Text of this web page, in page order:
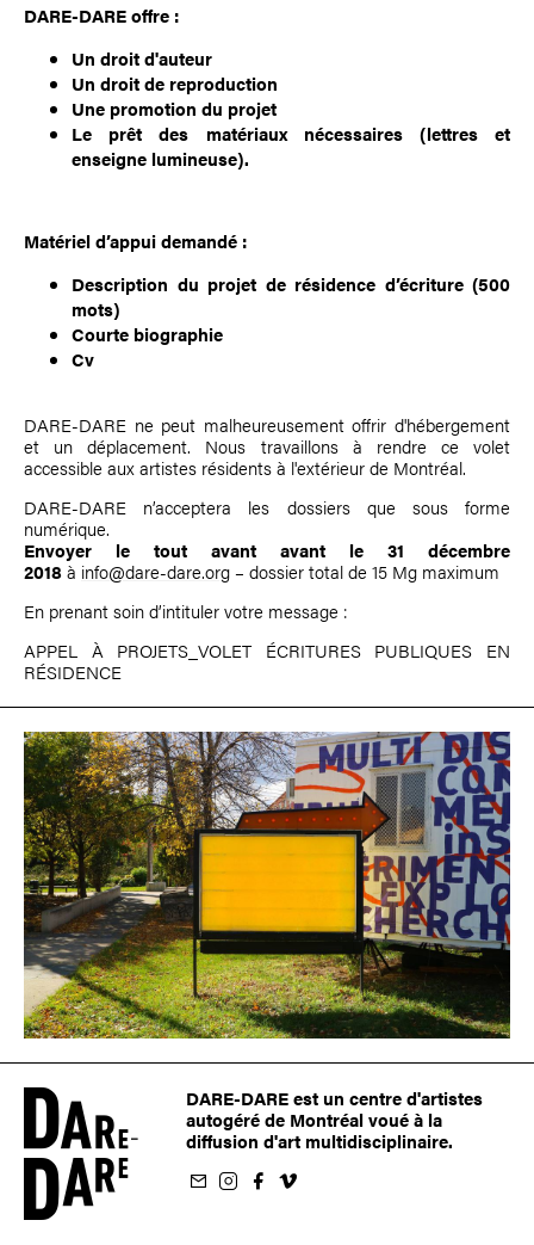
DARE-DARE offre :
Un droit d'auteur
Un droit de reproduction
Une promotion du projet
Le prêt des matériaux nécessaires (lettres et
enseigne lumineuse).
Matériel d’appui demandé :
Description du projet de résidence d’écriture (500
mots)
Courte biographie
Cv
DARE-DARE ne peut malheureusement offrir d'hébergement
et un déplacement. Nous travaillons à rendre ce volet
accessible aux artistes résidents à l'extérieur de Montréal.
DARE-DARE n’acceptera les dossiers que sous forme
numérique.
Envoyer le tout avant avant le 31 décembre
2018à info@dare-dare.org– dossier total de 15 Mg maximum
En prenant soin d’intituler votre message :
APPEL À PROJETS_VOLET ÉCRITURES PUBLIQUES EN
RÉSIDENCE
DARE-DARE est un centre d'artistes
autogéré de Montréal voué à la
diffusion d'art multidisciplinaire.
sur Instagram
sur Facebook
nous sur Vimeo